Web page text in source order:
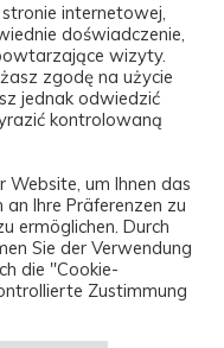
internetowej,
doświadczenie,
wizyty.
zgodę na użycie
jednak odwiedzić
kontrolowaną
Website, um Ihnen das
Ihre Präferenzen zu
ermöglichen. Durch
Sie der Verwendung
die "Cookie-
Zustimmung